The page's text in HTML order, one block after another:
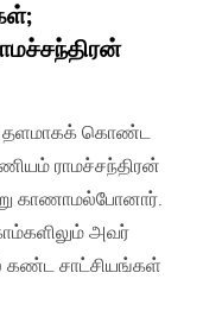
தளமாகக் கொண்ட
ராமச்சந்திரன்
காணாமல்போனார்.
அவர்
கண்ட சாட்சியங்கள்